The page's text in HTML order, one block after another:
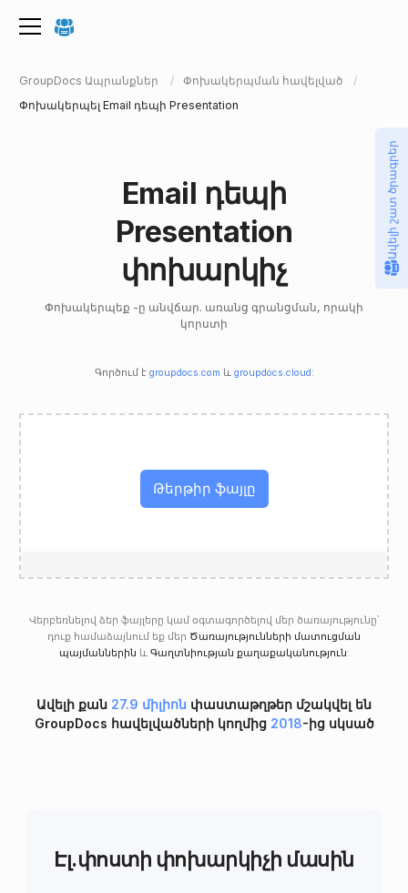
GroupDocs Ապրանքներ
Փոխակերպման հավելված
Փոխակերպել Email դեպի Presentation
Email դեպի
Presentation
փոխարկիչ
Փոխակերպեք -ը անվճար. առանց գրանցման, որակի
կորստի
Գործում է groupdocs.com և groupdocs.cloud :
Թերթիր ֆայլը
Վերբեռնելով ձեր ֆայլերը կամ օգտագործելով մեր ծառայությունը՝
դուք համաձայնում եք մեր Ծառայությունների մատուցման
պայմաններին և Գաղտնիության քաղաքականություն:
Ավելի քան 27.9 միլիոն փաստաթղթեր մշակվել են
GroupDocs հավելվածների կողմից 2018-ից սկսած
Էլ.փոստի փոխարկիչի մասին
Ավելի շատ ծրագրեր